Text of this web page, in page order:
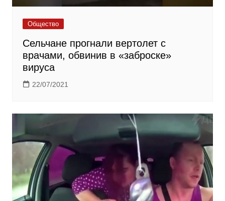
Общество
Сельчане прогнали вертолет с
врачами, обвинив в «заброске»
вируса
22/07/2021